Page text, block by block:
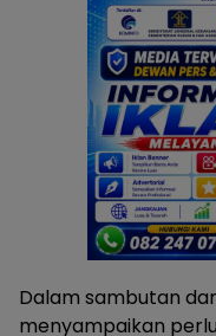
Dalam sambutan
menyampaikan